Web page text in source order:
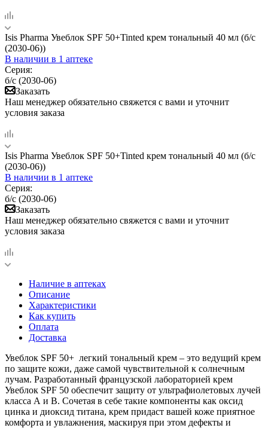
Isis Pharma Увеблок SPF 50+Tinted крем тональный 40 мл (б/с
(2030-06))
В наличии в 1 аптеке
Серия:
б/с (2030-06)
Заказать
Наш менеджер обязательно свяжется с вами и уточнит
условия заказа
Isis Pharma Увеблок SPF 50+Tinted крем тональный 40 мл (б/с
(2030-06))
В наличии в 1 аптеке
Серия:
б/с (2030-06)
Заказать
Наш менеджер обязательно свяжется с вами и уточнит
условия заказа
Наличие в аптеках
Описание
Характеристики
Как купить
Оплата
Доставка
Увеблок SPF 50+ легкий тональный крем – это ведущий крем
по защите кожи, даже самой чувствительной к солнечным
лучам. Разработанный французской лабораторией крем
Увеблок SPF 50 обеспечит защиту от ультрафиолетовых лучей
класса А и В. Сочетая в себе такие компоненты как оксид
цинка и диоксид титана, крем придаст вашей коже приятное
комфорта и увлажнения, маскируя при этом дефекты и